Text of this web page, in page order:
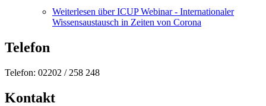
Weiterlesen über ICUP Webinar - Internationaler
Wissensaustausch in Zeiten von Corona
Telefon
Telefon: 02202 / 258 248
Kontakt